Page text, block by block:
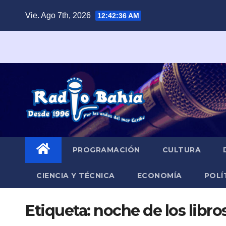
Vie. Ago 7th, 2026 12:42:37 AM
PROGRAMACIÓN CULTURA
CIENCIA Y TÉCNICA ECONOMÍA
Etiqueta: noche de los